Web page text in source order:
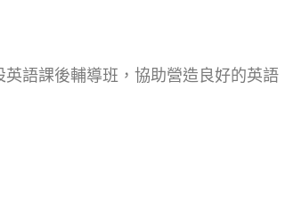
語課後輔導班，協助營造良好的英語